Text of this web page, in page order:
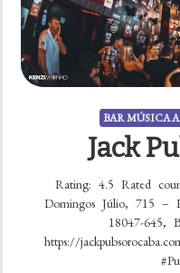
BAR MÚSICA
Jack
Rating: 4.5 Rated
Domingos Júlio, 715 –
18047-645,
https://